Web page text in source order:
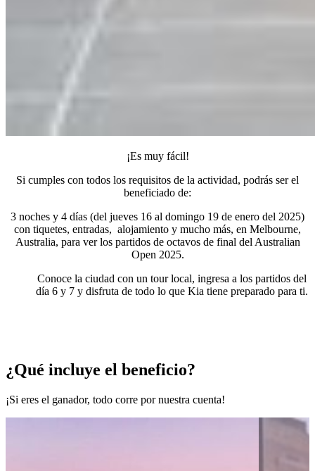
¡Es muy fácil!
Si cumples con todos los requisitos de la actividad, podrás ser el
beneficiado de:
3 noches y 4 días (del jueves 16 al domingo 19 de enero del 2025)
con tiquetes, entradas, alojamiento y mucho más, en Melbourne,
Australia, para ver los partidos de octavos de final del Australian
Open 2025.
Conoce la ciudad con un tour local, ingresa a los partidos del
día 6 y 7 y disfruta de todo lo que Kia tiene preparado para ti.
¿Qué incluye el beneficio?
¡Si eres el ganador, todo corre por nuestra cuenta!